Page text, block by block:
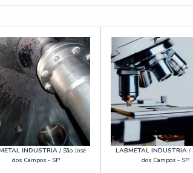
INDUSTRIA/ São José
dos Campos - SP
LABMETAL INDUSTRIA/
dos Campos - SP